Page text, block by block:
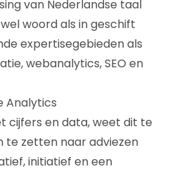
van Nederlandse taal
woord als in geschift
expertisegebieden als
webanalytics, SEO en
Analytics
cijfers en data, weet dit te
zetten naar adviezen
initiatief en een